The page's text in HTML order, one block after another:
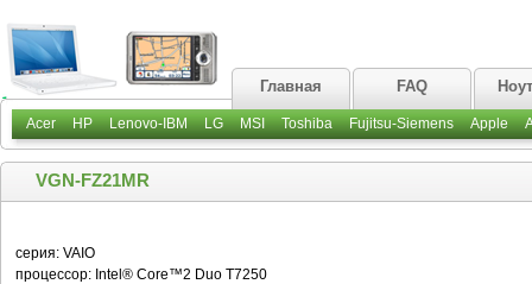
Главная FAQ
Acer HP Lenovo-IBM LG MSI Toshiba Fujitsu-Siemens Apple
VGN-FZ21MR
серия: VAIO
процессор: Intel® Core™2 Duo T7250